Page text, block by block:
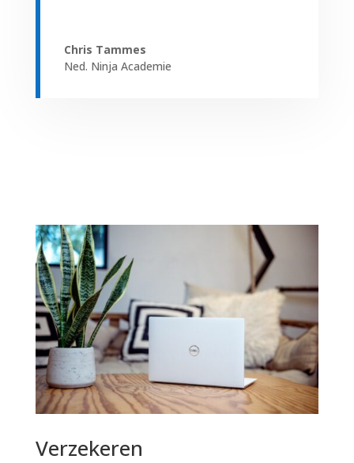
Chris Tammes
Ned. Ninja Academie
Verzekeren